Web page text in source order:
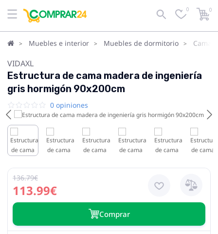
0 0
Muebles e interior Muebles de dormitorio Camas
VIDAXL
Estructura de cama madera de ingeniería
gris hormigón 90x200cm
0 opiniones
113.99€
136.79€
Сomprar